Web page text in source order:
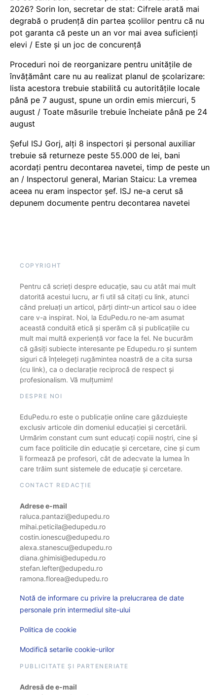
2026? Sorin Ion, secretar de stat: Cifrele arată mai
degrabă o prudență din partea școlilor pentru că nu
pot garanta că peste un an vor mai avea suficienți
elevi / Este și un joc de concurență
Proceduri noi de reorganizare pentru unitățile de
învățământ care nu au realizat planul de școlarizare:
lista acestora trebuie stabilită cu autoritățile locale
până pe 7 august, spune un ordin emis miercuri, 5
august / Toate măsurile trebuie încheiate până pe 24
august
Șeful ISJ Gorj, alți 8 inspectori și personal auxiliar
trebuie să returneze peste 55.000 de lei, bani
acordați pentru decontarea navetei, timp de peste un
an / Inspectorul general, Marian Staicu: La vremea
aceea nu eram inspector șef. ISJ ne-a cerut să
depunem documente pentru decontarea navetei
COPYRIGHT
Pentru că scrieți despre educație, sau cu atât mai mult
datorită acestui lucru, ar fi util să citați cu link, atunci
când preluați un articol, părți dintr-un articol sau o idee
care v-a inspirat. Noi, la EduPedu.ro ne-am asumat
această conduită etică și sperăm că și publicațiile cu
mult mai multă experiență vor face la fel. Ne bucurăm
că găsiți subiecte interesante pe Edupedu.ro și suntem
siguri că înțelegeți rugămintea noastră de a cita sursa
(cu link), ca o declarație reciprocă de respect și
profesionalism. Vă mulțumim!
DESPRE NOI
EduPedu.ro este o publicație online care găzduiește
exclusiv articole din domeniul educației și cercetării.
Urmărim constant cum sunt educați copiii noștri, cine și
cum face politicile din educație și cercetare, cine și cum
îi formează pe profesori, cât de adecvate la lumea în
care trăim sunt sistemele de educație și cercetare.
CONTACT REDACȚIE
Adrese e-mail
raluca.pantazi@edupedu.ro
mihai.peticila@edupedu.ro
costin.ionescu@edupedu.ro
alexa.stanescu@edupedu.ro
diana.ghimisi@edupedu.ro
stefan.lefter@edupedu.ro
ramona.florea@edupedu.ro
Notă de informare cu privire la prelucrarea de date
personale prin intermediul site-ului
Politica de cookie
Modifică setarile cookie-urilor
PUBLICITATE ȘI PARTENERIATE
Adresă de e-mail